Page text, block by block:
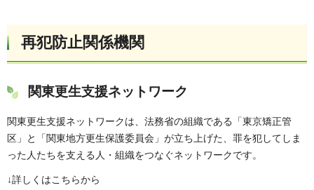
再犯防止関係機関
関東更生支援ネットワーク
関東更生支援ネットワークは、法務省の組織である「東京矯正管
区」と「関東地方更生保護委員会」が立ち上げた、罪を犯してしま
った人たちを支える人・組織をつなぐネットワークです。
↓詳しくはこちらから